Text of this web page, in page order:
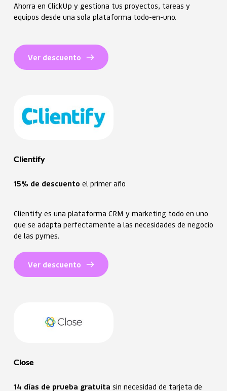
Ahorra en ClickUp y gestiona tus proyectos, tareas y
equipos desde una sola plataforma todo-en-uno.
Ver descuento
Clientify
15% de descuento el primer año
Clientify es una plataforma CRM y marketing todo en uno
que se adapta perfectamente a las necesidades de negocio
de las pymes.
Ver descuento
Close
14 días de prueba gratuita sin necesidad de tarjeta de